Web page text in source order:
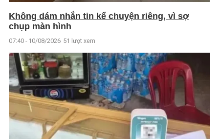
Không dám nhắn tin kể chuyện riêng, vì sợ
chụp màn hình
07:40 - 10/08/2026 51 lượt xem